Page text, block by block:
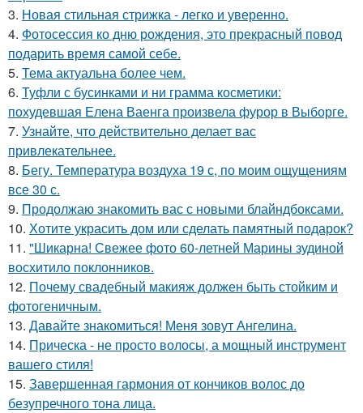
3. Новая стильная стрижка - легко и уверенно.
4. Фотосессия ко дню рождения, это прекрасный повод
подарить время самой себе.
5. Тема актуальна более чем.
6. Туфли с бусинками и ни грамма косметики:
похудевшая Елена Ваенга произвела фурор в Выборге.
7. Узнайте, что действительно делает вас
привлекательнее.
8. Бегу. Температура воздуха 19 с, по моим ощущениям
все 30 с.
9. Продолжаю знакомить вас с новыми блайндбоксами.
10. Хотите украсить дом или сделать памятный подарок?
11. "Шикарна! Свежее фото 60-летней Марины зудиной
восхитило поклонников.
12. Почему свадебный макияж должен быть стойким и
фотогеничным.
13. Давайте знакомиться! Меня зовут Ангелина.
14. Прическа - не просто волосы, а мощный инструмент
вашего стиля!
15. Завершенная гармония от кончиков волос до
безупречного тона лица.